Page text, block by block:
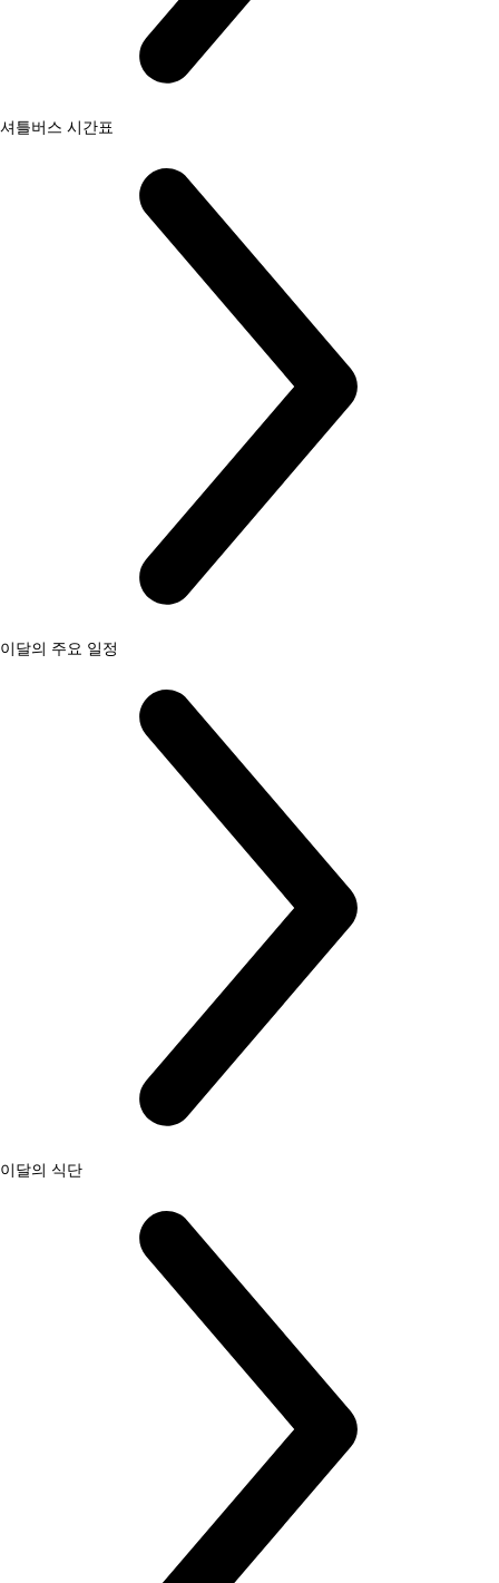
셔틀버스 시간표
이달의 주요 일정
이달의 식단